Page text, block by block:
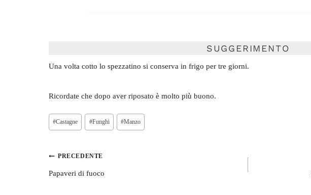
SUGGERIMENTO
Una volta cotto lo spezzatino si conserva in frigo per tre giorni.
Ricordate che dopo aver riposato è molto più buono.
Tag
articolo:
#Castagne #Funghi #Manzo
Navigazione
articoli
PRECEDENTE
Papaveri di fuoco